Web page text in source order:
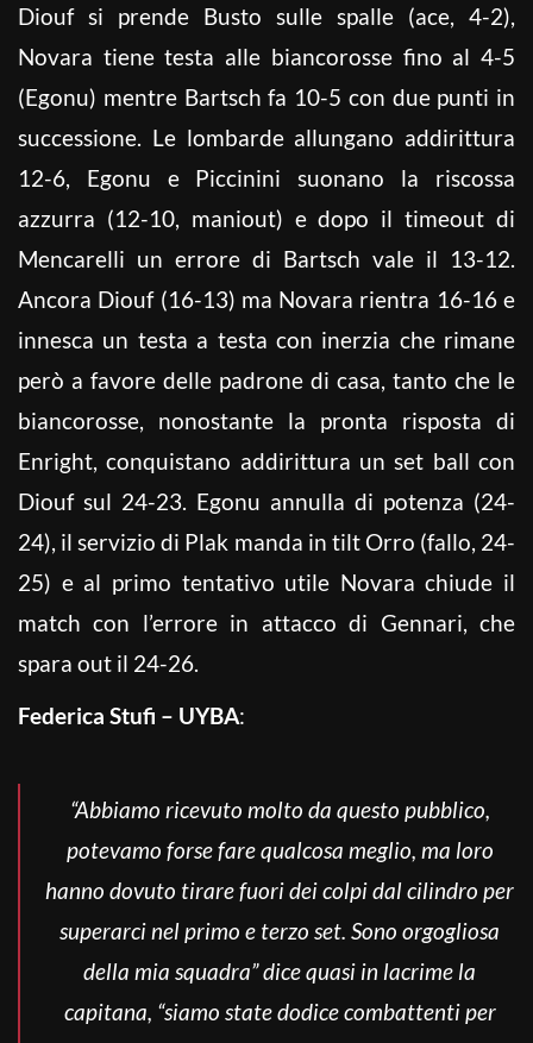
Diouf si prende Busto sulle spalle (ace, 4-2),
Novara tiene testa alle biancorosse fino al 4-5
(Egonu) mentre Bartsch fa 10-5 con due punti in
successione. Le lombarde allungano addirittura
12-6, Egonu e Piccinini suonano la riscossa
azzurra (12-10, maniout) e dopo il timeout di
Mencarelli un errore di Bartsch vale il 13-12.
Ancora Diouf (16-13) ma Novara rientra 16-16 e
innesca un testa a testa con inerzia che rimane
però a favore delle padrone di casa, tanto che le
biancorosse, nonostante la pronta risposta di
Enright, conquistano addirittura un set ball con
Diouf sul 24-23. Egonu annulla di potenza (24-
24), il servizio di Plak manda in tilt Orro (fallo, 24-
25) e al primo tentativo utile Novara chiude il
match con l’errore in attacco di Gennari, che
spara out il 24-26.
Federica Stufi – UYBA:
“Abbiamo ricevuto molto da questo pubblico,
potevamo forse fare qualcosa meglio, ma loro
hanno dovuto tirare fuori dei colpi dal cilindro per
superarci nel primo e terzo set. Sono orgogliosa
della mia squadra” dice quasi in lacrime la
capitana, “siamo state dodice combattenti per